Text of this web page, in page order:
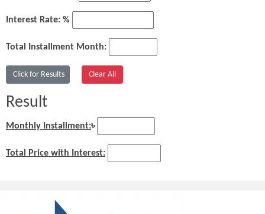
Interest Rate: %
Total Installment Month:
Result
Monthly Installment:৳
Total Price with Interest: